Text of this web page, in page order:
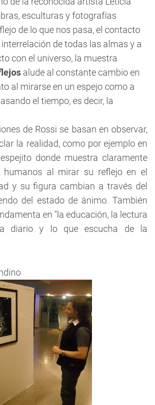
esculturas y fotografías
de lo que nos pasa, el contacto
de todas las almas y a
con el universo, la muestra
 alude al constante cambio en
al mirarse en un espejo como a
el tiempo, es decir, la
de Rossi se basan en observar,
la realidad, como por ejemplo en
espejito donde muestra claramente
al mirar su reflejo en el
y su figura cambian a través del
del estado de ánimo. También
en "la educación, la lectura
diario y lo que escucha de la